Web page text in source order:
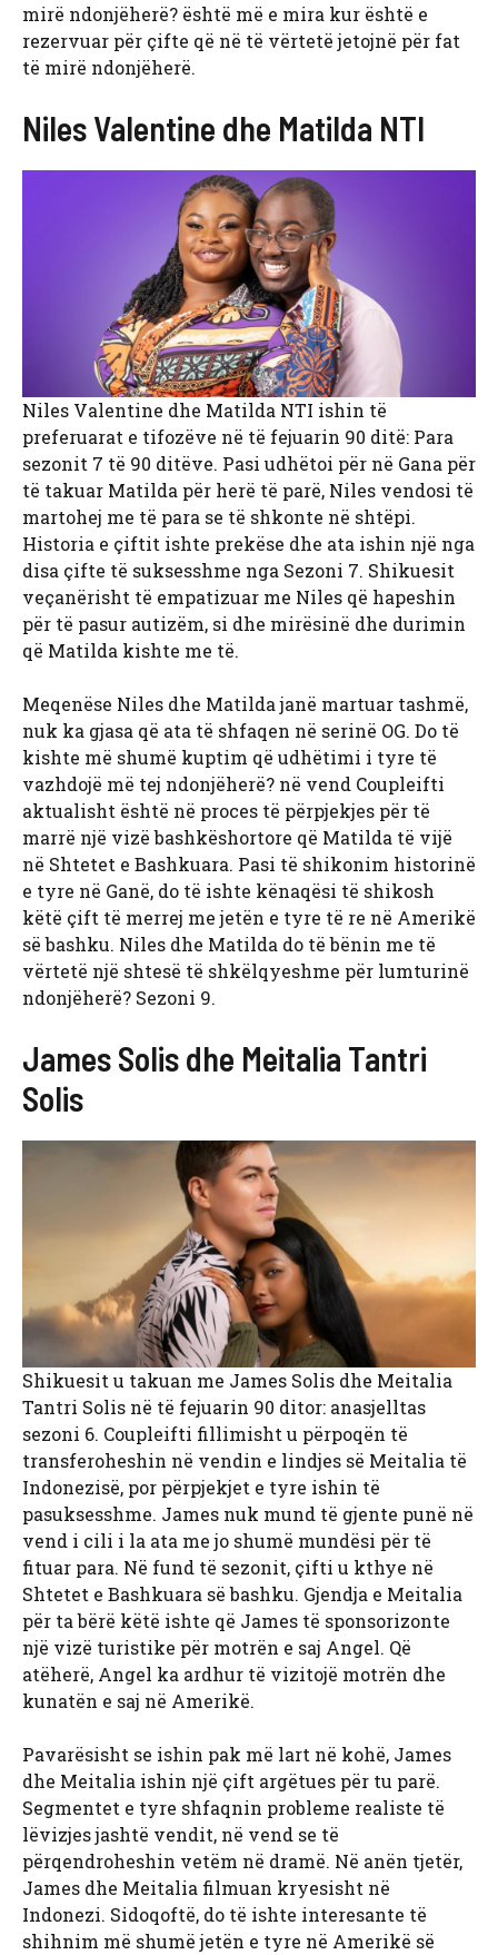
mirë ndonjëherë? është më e mira kur është e
rezervuar për çifte që në të vërtetë jetojnë për fat
të mirë ndonjëherë.
Niles Valentine dhe Matilda NTI
Niles Valentine dhe Matilda NTI ishin të
preferuarat e tifozëve në të fejuarin 90 ditë: Para
sezonit 7 të 90 ditëve. Pasi udhëtoi për në Gana për
të takuar Matilda për herë të parë, Niles vendosi të
martohej me të para se të shkonte në shtëpi.
Historia e çiftit ishte prekëse dhe ata ishin një nga
disa çifte të suksesshme nga Sezoni 7. Shikuesit
veçanërisht të empatizuar me Niles që hapeshin
për të pasur autizëm, si dhe mirësinë dhe durimin
që Matilda kishte me të.
Meqenëse Niles dhe Matilda janë martuar tashmë,
nuk ka gjasa që ata të shfaqen në serinë OG. Do të
kishte më shumë kuptim që udhëtimi i tyre të
vazhdojë më tej ndonjëherë? në vend Coupleifti
aktualisht është në proces të përpjekjes për të
marrë një vizë bashkëshortore që Matilda të vijë
në Shtetet e Bashkuara. Pasi të shikonim historinë
e tyre në Ganë, do të ishte kënaqësi të shikosh
këtë çift të merrej me jetën e tyre të re në Amerikë
së bashku. Niles dhe Matilda do të bënin me të
vërtetë një shtesë të shkëlqyeshme për lumturinë
ndonjëherë? Sezoni 9.
James Solis dhe Meitalia Tantri
Solis
Shikuesit u takuan me James Solis dhe Meitalia
Tantri Solis në të fejuarin 90 ditor: anasjelltas
sezoni 6. Coupleifti fillimisht u përpoqën të
transferoheshin në vendin e lindjes së Meitalia të
Indonezisë, por përpjekjet e tyre ishin të
pasuksesshme. James nuk mund të gjente punë në
vend i cili i la ata me jo shumë mundësi për të
fituar para. Në fund të sezonit, çifti u kthye në
Shtetet e Bashkuara së bashku. Gjendja e Meitalia
për ta bërë këtë ishte që James të sponsorizonte
një vizë turistike për motrën e saj Angel. Që
atëherë, Angel ka ardhur të vizitojë motrën dhe
kunatën e saj në Amerikë.
Pavarësisht se ishin pak më lart në kohë, James
dhe Meitalia ishin një çift argëtues për tu parë.
Segmentet e tyre shfaqnin probleme realiste të
lëvizjes jashtë vendit, në vend se të
përqendroheshin vetëm në dramë. Në anën tjetër,
James dhe Meitalia filmuan kryesisht në
Indonezi. Sidoqoftë, do të ishte interesante të
shihnim më shumë jetën e tyre në Amerikë së